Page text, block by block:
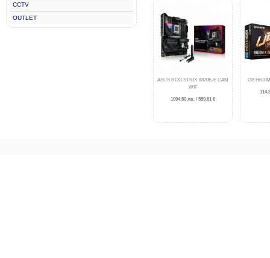
CCTV
OUTLET
ASUS ROG STRIX X870E-E GAM
WIF
1094.50 лв. / 559.61 €
GB